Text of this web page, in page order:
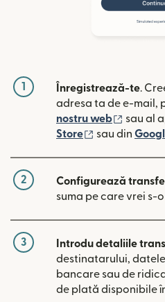
1 Înregistrează-te.
adresa ta de e-mail,
nostru web
(se
sau al
Store
(se deschide
sau din
2 Configurează
suma pe care vrei s-
3 Introdu detaliile
destinatarului,
bancare sau de
de plată disponibile